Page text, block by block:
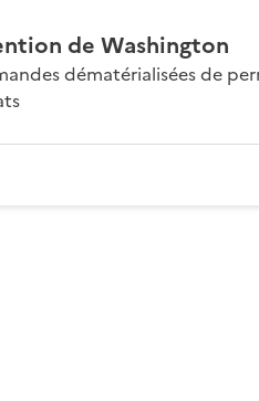
de Washington
dématérialisées de